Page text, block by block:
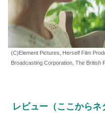
(C)Element Pictures, Herself Film
Broadcasting Corporation, The British
レビュー（ここからネ